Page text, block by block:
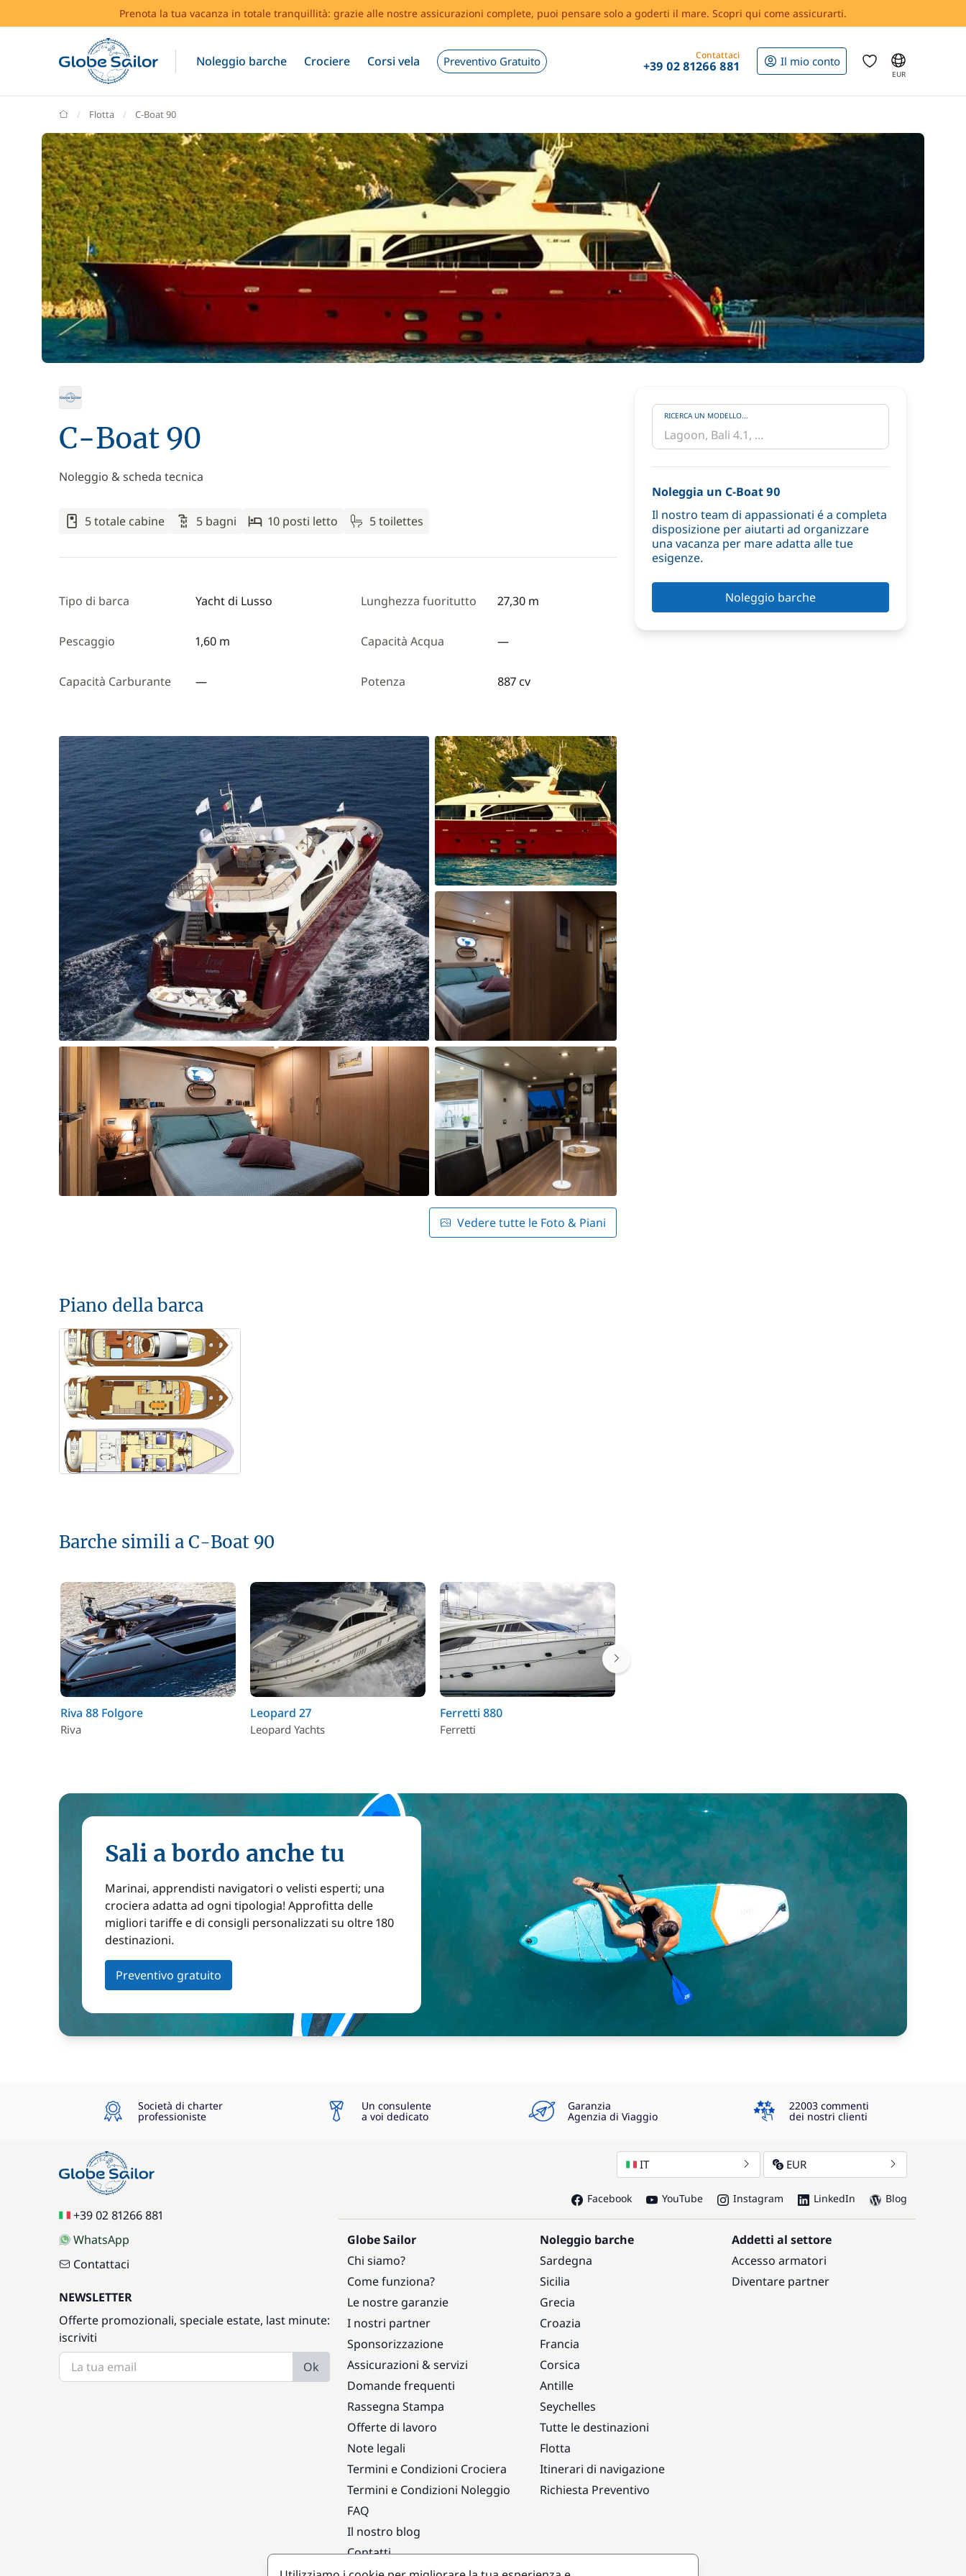
Prenota la tua vacanza in totale tranquillità: grazie alle nostre assicurazioni complete, puoi pensare solo a goderti il mare. Scopri qui come assicurarti.
Noleggio barche Crociere Corsi vela Preventivo Gratuito Contattaci
+39 02 81266 881 Il mio conto
EUR
GlobeSailor
Flotta C-Boat 90
C-Boat 90
Noleggio & scheda tecnica
5 totale cabine 5 bagni 10 posti letto 5 toilettes
Tipo di barca Yacht di Lusso Lunghezza fuoritutto 27,30 m
Pescaggio 1,60 m Capacità Acqua —
Capacità Carburante — Potenza 887 cv
Vedere tutte le Foto & Piani
Piano della barca
Barche simili a C-Boat 90
Riva 88 Folgore
Riva
Leopard 27
Leopard Yachts
Ferretti 880
Ferretti
RICERCA UN MODELLO...
Noleggia un C-Boat 90
Il nostro team di appassionati é a completa
disposizione per aiutarti ad organizzare
una vacanza per mare adatta alle tue
esigenze.
Noleggio barche
Sali a bordo anche tu
Marinai, apprendisti navigatori o velisti esperti; una
crociera adatta ad ogni tipologia! Approfitta delle
migliori tariffe e di consigli personalizzati su oltre 180
destinazioni.
Preventivo gratuito
Società di charter
professioniste
Un consulente
a voi dedicato
Garanzia
Agenzia di Viaggio
4.3
22003 commenti
dei nostri clienti
+39 02 81266 881
WhatsApp
Contattaci
NEWSLETTER
Offerte promozionali, speciale estate, last minute:
iscriviti
Ok
IT EUR
Facebook YouTube Instagram LinkedIn Blog
Globe Sailor
Chi siamo?
Come funziona?
Le nostre garanzie
I nostri partner
Sponsorizzazione
Assicurazioni & servizi
Domande frequenti
Rassegna Stampa
Offerte di lavoro
Note legali
Termini e Condizioni Crociera
Termini e Condizioni Noleggio
FAQ
Il nostro blog
Contatti
Noleggio barche
Sardegna
Sicilia
Grecia
Croazia
Francia
Corsica
Antille
Seychelles
Tutte le destinazioni
Flotta
Itinerari di navigazione
Richiesta Preventivo
Addetti al settore
Accesso armatori
Diventare partner